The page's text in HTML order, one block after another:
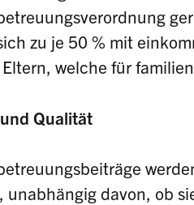
zu je 50 % mit
welche für
Qualität
unabhängig davon, ob